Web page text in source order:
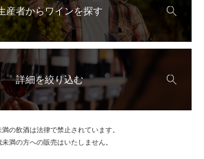
産者からワインを探す
詳細を絞り込む
の飲酒は法律で禁止されています。
満の方への販売はいたしません。